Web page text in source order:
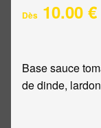
Dès 10.00 €
Base sauce
de dinde,